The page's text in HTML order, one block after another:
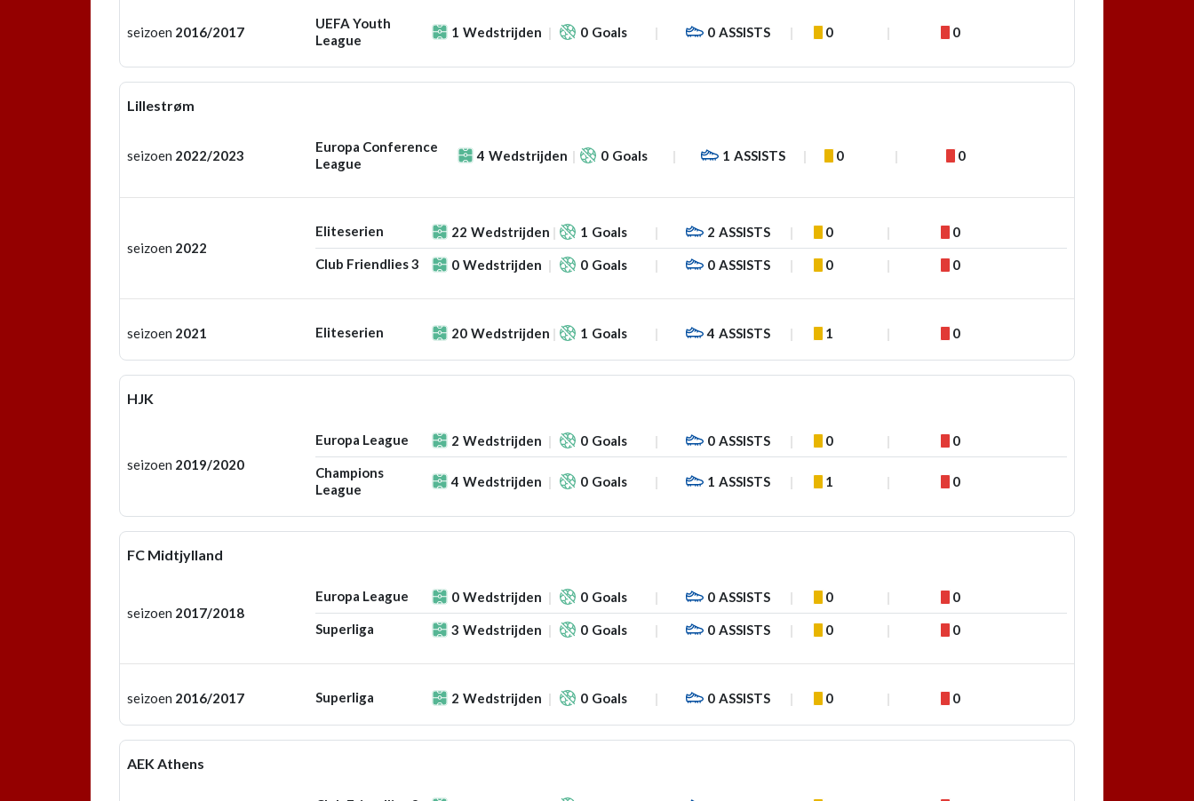
seizoen 2016/2017
UEFA Youth
League
1 Wedstrijden 0 Goals 0 ASSISTS 0 0
Lillestrøm
seizoen 2022/2023
Europa Conference
League
4 Wedstrijden 0 Goals 1 ASSISTS 0 0
seizoen 2022
Eliteserien 22 Wedstrijden 1 Goals 2 ASSISTS 0 0
Club Friendlies 3 0 Wedstrijden 0 Goals 0 ASSISTS 0 0
seizoen 2021 Eliteserien 20 Wedstrijden 1 Goals 4 ASSISTS 1 0
HJK
seizoen 2019/2020
Europa League 2 Wedstrijden 0 Goals 0 ASSISTS 0 0
Champions
League
4 Wedstrijden 0 Goals 1 ASSISTS 1 0
FC Midtjylland
seizoen 2017/2018
Europa League 0 Wedstrijden 0 Goals 0 ASSISTS 0 0
Superliga 3 Wedstrijden 0 Goals 0 ASSISTS 0 0
seizoen 2016/2017 Superliga 2 Wedstrijden 0 Goals 0 ASSISTS 0 0
AEK Athens